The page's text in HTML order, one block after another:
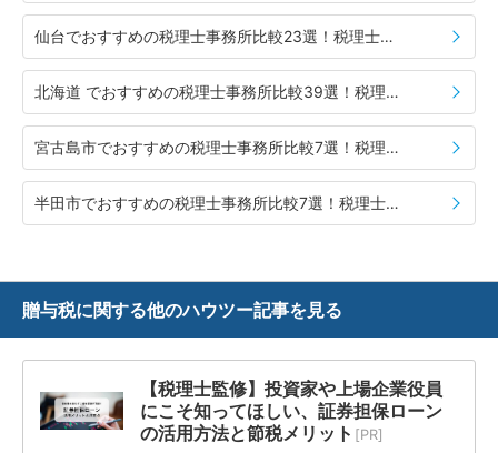
仙台でおすすめの税理士事務所比較23選！税理士の選び方や費用相場も併せて紹介
北海道 でおすすめの税理士事務所比較39選！税理士の選び方や費用相場も併せて紹介
宮古島市でおすすめの税理士事務所比較7選！税理士の選び方や費用相場も併せて紹介
半田市でおすすめの税理士事務所比較7選！税理士の選び方や費用相場も併せて紹介
贈与税に関する他のハウツー記事を見る
【税理士監修】投資家や上場企業役員
にこそ知ってほしい、証券担保ローン
の活用方法と節税メリット [PR]